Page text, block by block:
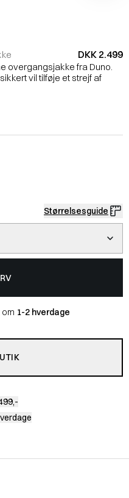
DKK 2.499
overgangsjakke fra Duno.
vil tilføje et strejf af
Størrelsesguide
om 1-2 hverdage